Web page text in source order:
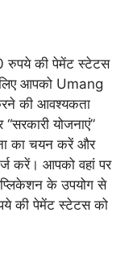
रुपये की पेमेंट स्टेटस
आपको Umang
की आवश्यकता
योजनाएं”
का चयन करें और
करें। आपको वहां पर
के उपयोग से
की पेमेंट स्टेटस को